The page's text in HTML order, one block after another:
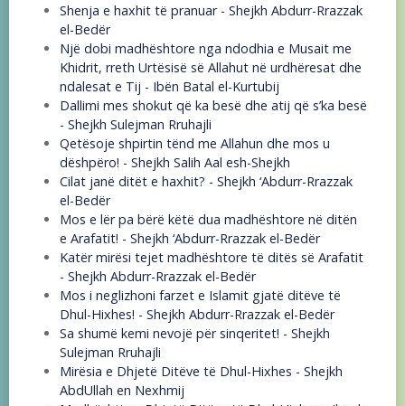
Shenja e haxhit të pranuar - Shejkh Abdurr-Rrazzak
el-Bedër
Një dobi madhështore nga ndodhia e Musait me
Khidrit, rreth Urtësisë së Allahut në urdhëresat dhe
ndalesat e Tij - Ibën Batal el-Kurtubij
Dallimi mes shokut që ka besë dhe atij që s’ka besë
- Shejkh Sulejman Rruhajli
Qetësoje shpirtin tënd me Allahun dhe mos u
dëshpëro! - Shejkh Salih Aal esh-Shejkh
Cilat janë ditët e haxhit? - Shejkh ‘Abdurr-Rrazzak
el-Bedër
Mos e lër pa bërë këtë dua madhështore në ditën
e Arafatit! - Shejkh ‘Abdurr-Rrazzak el-Bedër
Katër mirësi tejet madhështore të ditës së Arafatit
- Shejkh Abdurr-Rrazzak el-Bedër
Mos i neglizhoni farzet e Islamit gjatë ditëve të
Dhul-Hixhes! - Shejkh Abdurr-Rrazzak el-Bedër
Sa shumë kemi nevojë për sinqeritet! - Shejkh
Sulejman Rruhajli
Mirësia e Dhjetë Ditëve të Dhul-Hixhes - Shejkh
AbdUllah en Nexhmij